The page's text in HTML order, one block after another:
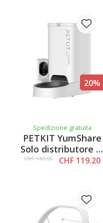
20%
Spedizione gratuita
PETKIT YumShare
Solo distributore di
cibo con
CHF 149.00 CHF 119.20